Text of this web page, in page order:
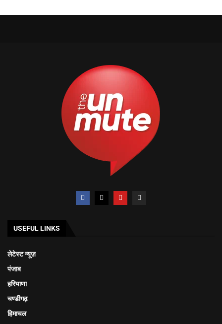
USEFUL LINKS
लेटेस्ट न्यूज़
पंजाब
हरियाणा
चण्डीगढ़
हिमाचल